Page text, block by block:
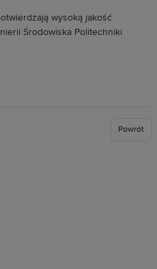
wysoką jakość
Środowiska Politechniki
Powrót